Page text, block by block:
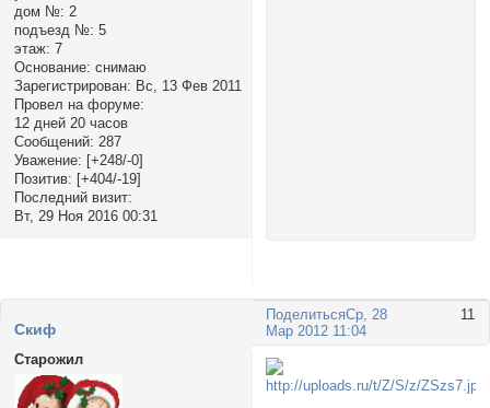
дом №: 2
подъезд №: 5
этаж: 7
Основание: снимаю
Зарегистрирован: Вс, 13 Фев 2011
Провел на форуме:
12 дней 20 часов
Сообщений: 287
Уважение: [+248/-0]
Позитив: [+404/-19]
Последний визит:
Вт, 29 Ноя 2016 00:31
Поделиться 11
Ср, 28
Мар 2012 11:04
Cкиф
Старожил